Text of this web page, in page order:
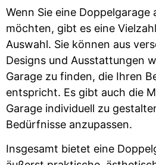
Wenn Sie eine Doppelgarage
möchten, gibt es eine
Auswahl. Sie können aus
Designs und Ausstattungen
Garage zu finden, die Ihren
entspricht. Es gibt auch die
Garage individuell zu
Bedürfnisse anzupassen.
Insgesamt bietet eine